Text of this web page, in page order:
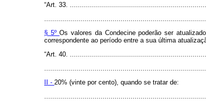
“Art. 33.
§ 5ºOs valores da Condecine poderão ser
correspondente ao período entre a sua última
“Art. 40.
II - 20% (vinte por cento), quando se tratar de: